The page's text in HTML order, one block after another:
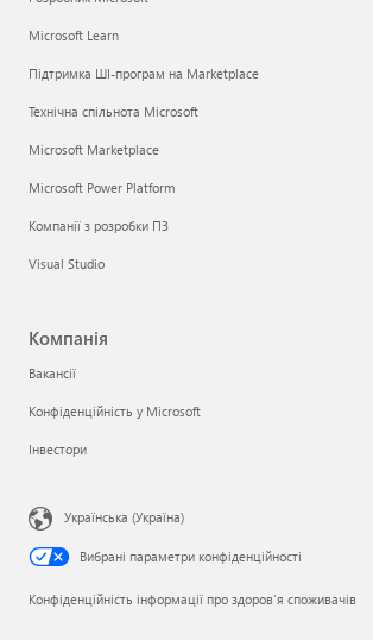
Microsoft Learn
Підтримка ШІ-програм на Marketplace
Технічна спільнота Microsoft
Microsoft Marketplace
Microsoft Power Platform
Компанії з розробки ПЗ
Visual Studio
Компанія
Вакансії
Конфіденційність у Microsoft
Інвестори
Українська (Україна)
Вибрані параметри конфіденційності
Конфіденційність інформації про здоров’я споживачів